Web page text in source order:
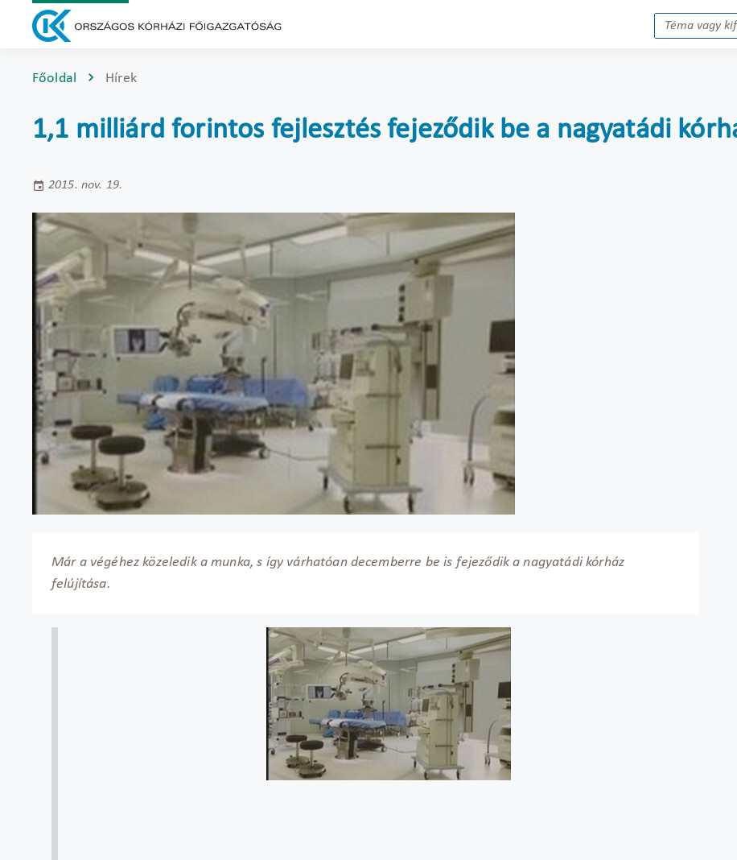
Főoldal Hírek
1,1 milliárd forintos fejlesztés fejeződik be a nagyatádi
2015. nov. 19.
Már a végéhez közeledik a munka, s így várhatóan decemberre be is fejeződik a nagyatádi kórház
felújítása.